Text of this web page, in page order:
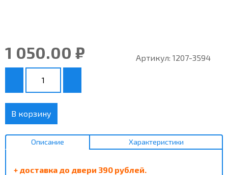
1 050.00 ₽ Артикул: 1207-3594
В корзину
Описание Характеристики
+ доставка до двери 390 рублей.